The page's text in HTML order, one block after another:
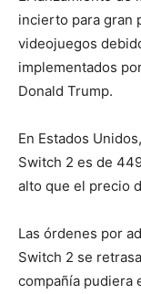
incierto para gran
videojuegos
implementados
Donald Trump.
En Estados
Switch 2 es de
alto que el precio
Las órdenes por
Switch 2 se
compañía pudiera